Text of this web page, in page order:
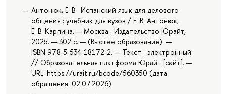
Антонюк, Е. В. Испанский язык для делового
общения : учебник для вузов / Е. В. Антонюк,
Е. В. Карпина. — Москва : Издательство Юрайт,
2025. — 302 с. — (Высшее образование). —
ISBN 978-5-534-18172-2. — Текст : электронный
// Образовательная платформа Юрайт [сайт]. —
URL: https://urait.ru/bcode/560350 (дата
обращения: 02.07.2026).